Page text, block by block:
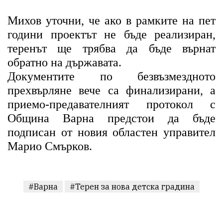
Михов уточни, че ако в рамките на пет
години проектът не бъде реализиран,
теренът ще трябва да бъде върнат
обратно на държавата.
Документите по безвъзмездното
прехвърляне вече са финализирани, а
приемо-предавателният протокол с
Община Варна предстои да бъде
подписан от новия областен управител
Марио Смърков.
#Варна #Терен за нова детска градина